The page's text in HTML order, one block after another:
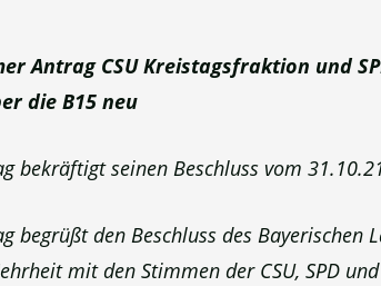
Antrag CSU Kreistagsfraktion und
die B15 neu
bekräftigt seinen Beschluss vom
begrüßt den Beschluss des Bayerischen
mit den Stimmen der CSU, SPD